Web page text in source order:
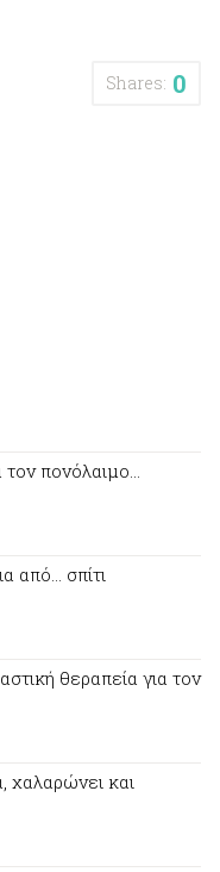
Shares: 0
τον πονόλαιμο…
από… σπίτι
θεραπεία για τον
χαλαρώνει και